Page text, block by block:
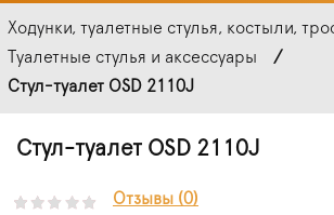
Ходунки, туалетные стулья, костыли,
Туалетные стулья и аксессуары
Стул-туалет OSD 2110J
Стул-туалет OSD 2110J
Отзывы (0)